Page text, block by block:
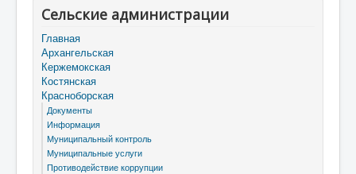
Сельские администрации
Главная
Архангельская
Кержемокская
Костянская
Красноборская
Документы
Информация
Муниципальный контроль
Муниципальные услуги
Противодействие коррупции